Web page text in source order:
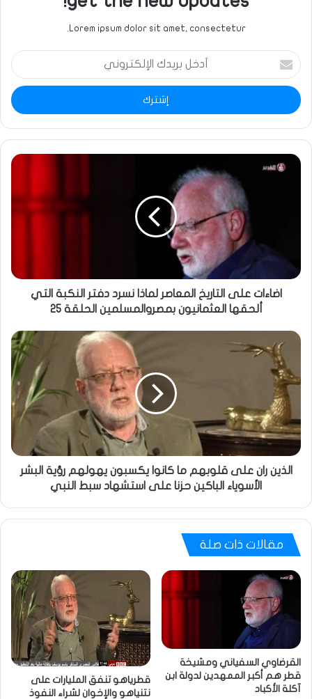
Lorem ipsum dolor sit amet, consectetur.
أدخل
بريدك
الإلكتروني
اضاءات على التاريخ المعاصر لماذا نسرد دفتر النكبة التي
ألحقها العثمانيون بمصروالمسلمين الحلقة 25
الذين ران على قلوبهم ما كانوا يكسبون يهولهم رؤية البشر
الأسوياء الباكين حزنا على استشهاد سبط النبي
مقالات ذات صلة
القرضاوي السفياني ومشيخة
قطر هم أكبر الممهدين لدولة ابن
آكلة الأكباد
قطرياهو تنفق المليارات على
نتنياهو والإخوان لشراء النفوذ